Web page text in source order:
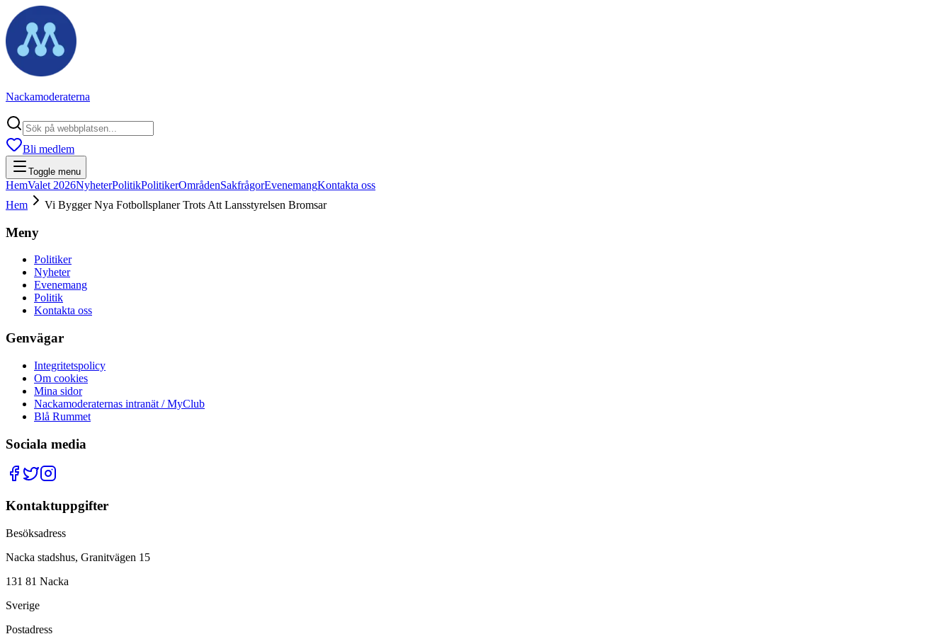
Nackamoderaterna
Bli medlem
Toggle menu
HemValet 2026NyheterPolitikPolitikerOmrådenSakfrågorEvenemangKontakta oss
Hem
Vi Bygger Nya Fotbollsplaner Trots Att Lansstyrelsen Bromsar
Meny
Politiker
Nyheter
Evenemang
Politik
Kontakta oss
Genvägar
Integritetspolicy
Om cookies
Mina sidor
Nackamoderaternas intranät / MyClub
Blå Rummet
Sociala media
Kontaktuppgifter
Besöksadress
Nacka stadshus, Granitvägen 15
131 81 Nacka
Sverige
Postadress